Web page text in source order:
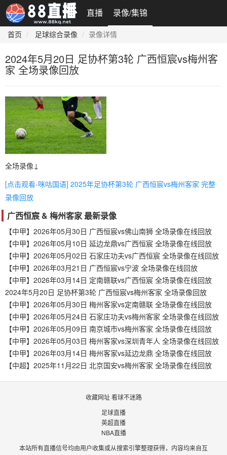
直播 录像/集锦
首页 足球综合录像 录像详情
2024年5月20日 足协杯第3轮 广西恒宸vs梅州客
家 全场录像回放
全场录像↓
[点击观看-咪咕国语] 2025年足协杯第3轮 广西恒宸vs梅州客家 完整
录像回放
广西恒宸 & 梅州客家 最新录像
【中甲】2026年05月30日 广西恒宸vs佛山南狮 全场录像在线回放
【中甲】2026年05月10日 延边龙鼎vs广西恒宸 全场录像在线回放
【中甲】2026年05月02日 石家庄功夫vs广西恒宸 全场录像在线回放
【中甲】2026年03月21日 广西恒宸vs宁波 全场录像在线回放
【中甲】2026年03月14日 定南赣联vs广西恒宸 全场录像在线回放
2024年5月20日 足协杯第3轮 广西恒宸vs梅州客家 全场录像回放
【中甲】2026年05月30日 梅州客家vs定南赣联 全场录像在线回放
【中甲】2026年05月24日 石家庄功夫vs梅州客家 全场录像在线回放
【中甲】2026年05月09日 南京城市vs梅州客家 全场录像在线回放
【中甲】2026年05月03日 梅州客家vs深圳青年人 全场录像在线回放
【中甲】2026年03月14日 梅州客家vs延边龙鼎 全场录像在线回放
【中超】2025年11月22日 北京国安vs梅州客家 全场录像在线回放
收藏网址 看球不迷路
足球直播
英超直播
NBA直播
本站所有直播信号均由用户收集或从搜索引擎整理获得，内容均来自互